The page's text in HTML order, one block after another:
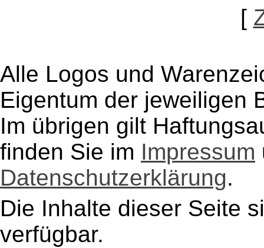
[
Alle Logos und
Eigentum der jeweiligen
Im übrigen gilt
finden Sie im Impressum
Datenschutzerklärung.
Die Inhalte dieser Seite
verfügbar.